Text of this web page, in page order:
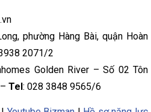
phường Hàng Bài, quận Hoàn
2071/2
Golden River – Số 02 Tôn
Tel : 028 3848 9565/6